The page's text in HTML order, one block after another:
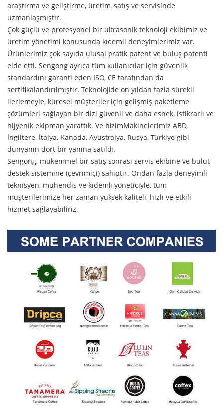
araştırma ve geliştirme, üretim, satış ve servisinde
uzmanlaşmıştır.
Çok güçlü ve profesyonel bir ultrasonik teknoloji ekibimiz ve
üretim yönetimi konusunda kıdemli deneyimlerimiz var.
Ürünlerimiz çok sayıda ulusal pratik patent ve buluş patenti
elde etti. Sengong ayrıca tüm kullanıcılar için güvenlik
standardını garanti eden ISO, CE tarafından da
sertifikalandırılmıştır. Teknolojide on yıldan fazla sürekli
ilerlemeyle, küresel müşteriler için gelişmiş paketleme
çözümleri sağlayan bir dizi güvenli ve daha esnek, istikrarlı ve
hijyenik ekipman yarattık. Ve bizimMakinelerimiz ABD,
İngiltere, İtalya, Kanada, Avustralya, Rusya, Türkiye gibi
dünyanın dört bir yanına satıldı.
Sengong, mükemmel bir satış sonrası servis ekibine ve bulut
destek sistemine (çevrimiçi) sahiptir. Ondan fazla deneyimli
teknisyen, mühendis ve kıdemli yöneticiyle, tüm
müşterilerimize her zaman yüksek kaliteli, hızlı ve etkili
hizmet sağlayabiliriz.